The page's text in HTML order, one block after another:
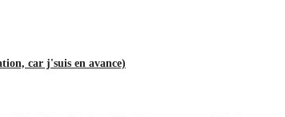
car j'suis en avance)